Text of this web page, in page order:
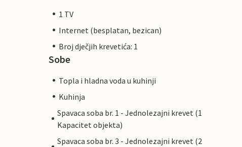
1 TV
Internet (besplatan, bezican)
Broj dječjih krevetića: 1
Sobe
Topla i hladna voda u kuhinji
Kuhinja
Spavaca soba br. 1 - Jednolezajni krevet (1
Kapacitet objekta)
Spavaca soba br. 3 - Jednolezajni krevet (2